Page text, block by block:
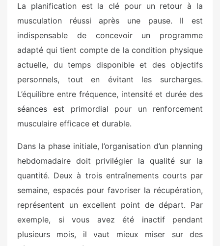
La planification est la clé pour un retour à la
musculation réussi après une pause. Il est
indispensable de concevoir un programme
adapté qui tient compte de la condition physique
actuelle, du temps disponible et des objectifs
personnels, tout en évitant les surcharges.
L’équilibre entre fréquence, intensité et durée des
séances est primordial pour un renforcement
musculaire efficace et durable.
Dans la phase initiale, l’organisation d’un planning
hebdomadaire doit privilégier la qualité sur la
quantité. Deux à trois entraînements courts par
semaine, espacés pour favoriser la récupération,
représentent un excellent point de départ. Par
exemple, si vous avez été inactif pendant
plusieurs mois, il vaut mieux miser sur des